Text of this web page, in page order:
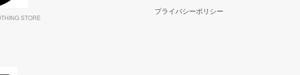
STORE
プライバシーポリシー